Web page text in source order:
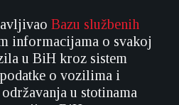
Bazu službenih
informacijama o svakoj
u BiH kroz sistem
o vozilima i
u stotinama